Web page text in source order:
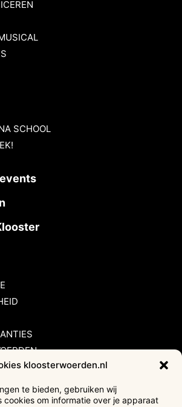
kloosterwoerden.nl
te bieden, gebruiken wij
cookies om informatie over je apparaat
SCHOOL